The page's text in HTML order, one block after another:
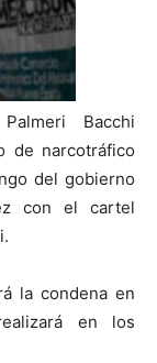
Bacchi
de narcotráfico
del gobierno
con el cartel
la condena en
en los